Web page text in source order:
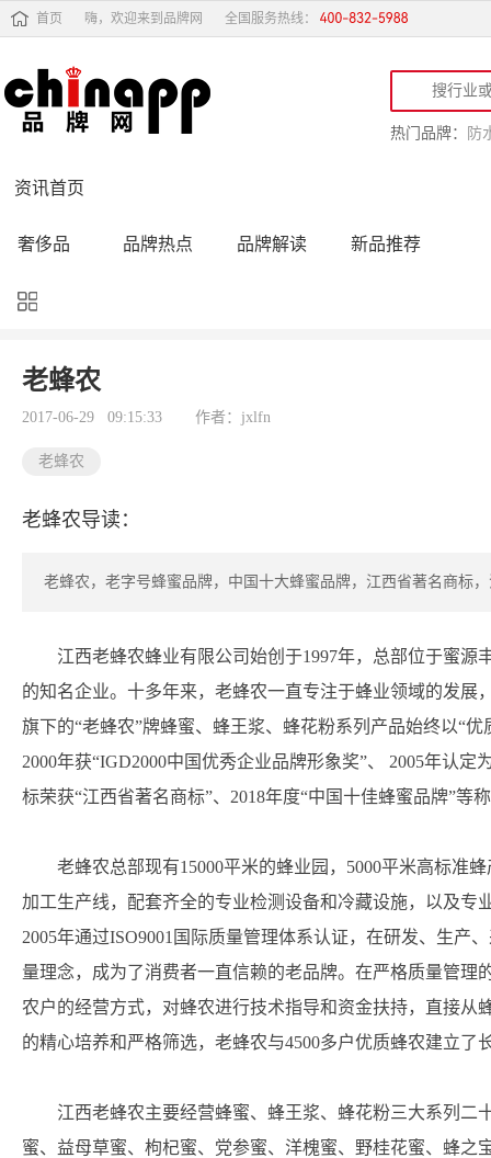
首页 嗨，欢迎来到品牌网 全国服务热线：
热门品牌： 防
资讯首页
奢侈品 品牌热点 品牌解读 新品推荐
品牌黑榜
品牌导购 专家点评 精彩点评
老蜂农
2017-06-29 09:15:33 作者：jxlfn
老蜂农
老蜂农导读：
老蜂农，老字号蜂蜜品牌，中国十大蜂蜜品牌，江西省著名商标
江西老蜂农蜂业有限公司始创于1997年，总部位于蜜
的知名企业。十多年来，老蜂农一直专注于蜂业领域的发
旗下的“老蜂农”牌蜂蜜、蜂王浆、蜂花粉系列产品始终以“
2000年获“IGD2000中国优秀企业品牌形象奖”、 2005年认
标荣获“江西省著名商标”、2018年度“中国十佳蜂蜜品牌”等
老蜂农总部现有15000平米的蜂业园，5000平米高标准
加工生产线，配套齐全的专业检测设备和冷藏设施，以及专
2005年通过ISO9001国际质量管理体系认证，在研发、生产
量理念，成为了消费者一直信赖的老品牌。在严格质量管
农户的经营方式，对蜂农进行技术指导和资金扶持，直接从
的精心培养和严格筛选，老蜂农与4500多户优质蜂农建立
江西老蜂农主要经营蜂蜜、蜂王浆、蜂花粉三大系列
蜜、益母草蜜、枸杞蜜、党参蜜、洋槐蜜、野桂花蜜、蜂